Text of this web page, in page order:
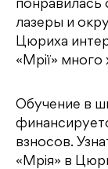
понравилась
лазеры и
Цюриха
«Мрії»
Обучение в
взносов.
«Мрія» в